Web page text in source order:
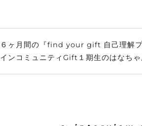
６ヶ月間の『find your gift 自己理解プ
インコミュニティGift１期生のはなち